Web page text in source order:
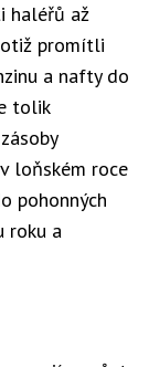
haléřů až
promítli
a nafty do
tolik
loňském roce
pohonných
roku a